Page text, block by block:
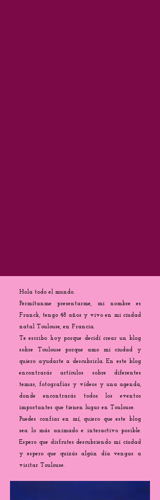
Hola todo el mundo.
Permítanme presentarme, mi nombre es
Franck, tengo 48 años y vivo en mi ciudad
natal Toulouse, en Francia.
Te escribo hoy porque decidí crear un blog
sobre Toulouse porque amo mi ciudad y
quiero ayudarte a descubrirla. En este blog
encontrarás artículos sobre diferentes
temas, fotografías y vídeos y una agenda,
donde encontrarás todos los eventos
importantes que tienen lugar en Toulouse.
Puedes confiar en mí, quiero que este blog
sea lo más animado e interactivo posible.
Espero que disfrutes descubriendo mi ciudad
y espero que quizás algún día vengas a
visitar Toulouse.